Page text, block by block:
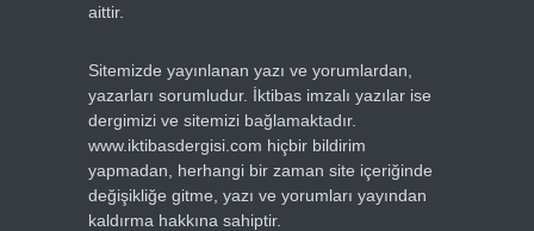
aittir.
Sitemizde yayınlanan yazı ve yorumlardan,
yazarları sorumludur. İktibas imzalı yazılar ise
dergimizi ve sitemizi bağlamaktadır.
www.iktibasdergisi.com hiçbir bildirim
yapmadan, herhangi bir zaman site içeriğinde
değişikliğe gitme, yazı ve yorumları yayından
kaldırma hakkına sahiptir.